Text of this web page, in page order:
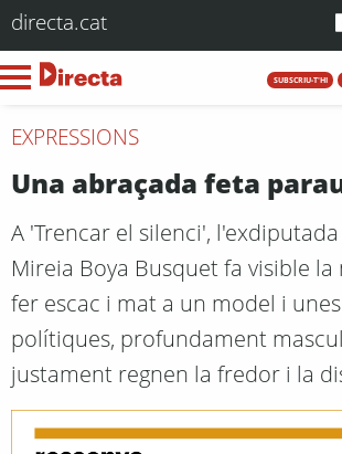
directa.cat
SUBSCRIU-T'HI
EXPRESSIONS
Una abraçada feta
A 'Trencar el silenci', l'exdiputada
Mireia Boya Busquet fa visible la
fer escac i mat a un model i
polítiques, profundament
justament regnen la fredor i la